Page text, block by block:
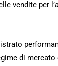
vendite per
di